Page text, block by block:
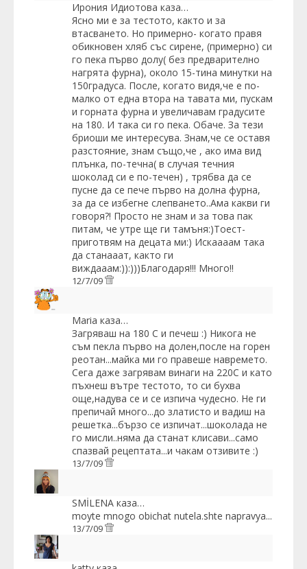
Ирония Идиотова каза…
Ясно ми е за тестото, както и за
втасването. Но примерно- когато правя
обикновен хляб със сирене, (примерно) си
го пека първо долу( без предварително
нагрята фурна), около 15-тина минутки на
150градуса. После, когато видя,че е по-
малко от една втора на тавата ми, пускам
и горната фурна и увеличавам градусите
на 180. И така си го пека. Обаче. За тези
бриоши ме интересува. Знам,че се оставя
разстояние, знам също,че , ако има вид
плънка, по-течна( в случая течния
шоколад си е по-течен) , трябва да се
пусне да се пече първо на долна фурна,
за да се избегне слепването..Ама какви ги
говоря?! Просто не знам и за това пак
питам, че утре ще ги тамъня:)Тоест-
приготвям на децата ми:) Искаааам така
да станааат, както ги
виждааам:)):)))Благодаря!!! Много!!
12/7/09
Maria каза…
Загряваш на 180 С и печеш :) Никога не
съм пекла първо на долен,после на горен
реотан...майка ми го правеше навремето.
Сега даже загрявам винаги на 220С и като
пъхнеш вътре тестото, то си бухва
още,надува се и се изпича чудесно. Не ги
препичай много...до златисто и вадиш на
решетка...бързо се изпичат...шоколада не
го мисли..няма да станат клисави...само
спазвай рецептата...и чакам отзивите :)
13/7/09
SMİLENA каза…
moyte mnogo obichat nutela.shte napravya...
13/7/09